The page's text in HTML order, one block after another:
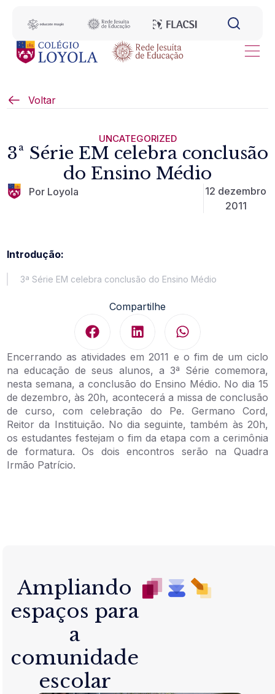
Voltar
UNCATEGORIZED
3ª Série EM celebra conclusão
do Ensino Médio
Por Loyola
12 dezembro
2011
Introdução:
3ª Série EM celebra conclusão do Ensino Médio
Compartilhe
Encerrando as atividades em 2011 e o fim de um ciclo
na educação de seus alunos, a 3ª Série comemora,
nesta semana, a conclusão do Ensino Médio. No dia 15
de dezembro, às 20h, acontecerá a missa de conclusão
de curso, com celebração do Pe. Germano Cord,
Reitor da Instituição. No dia seguinte, também às 20h,
os estudantes festejam o fim da etapa com a cerimônia
de formatura. Os dois encontros serão na Quadra
Irmão Patrício.
Ampliando
espaços para
a
comunidade
escolar